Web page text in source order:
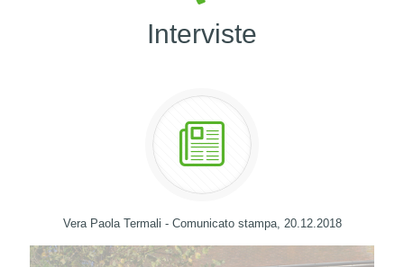
Interviste
Vera Paola Termali - Comunicato stampa, 20.12.2018